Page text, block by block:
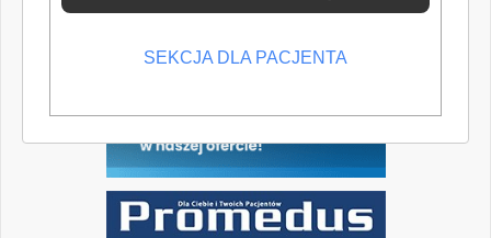
SEKCJA DLA PACJENTA